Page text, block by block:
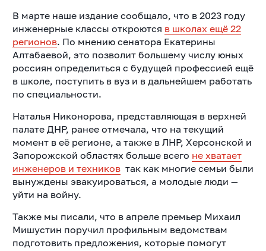
В марте наше издание сообщало, что в 2023 году
инженерные классы откроются в школах ещё 22
регионов. По мнению сенатора Екатерины
Алтабаевой, это позволит большему числу юных
россиян определиться с будущей профессией ещё
в школе, поступить в вуз и в дальнейшем работать
по специальности.
Наталья Никонорова, представляющая в верхней
палате ДНР, ранее отмечала, что на текущий
момент в её регионе, а также в ЛНР, Херсонской и
Запорожской областях больше всего не хватает
инженеров и техниковтак как многие семьи были
вынуждены эвакуироваться, а молодые люди —
уйти на войну.
Также мы писали, что в апреле премьер Михаил
Мишустин поручил профильным ведомствам
подготовить предложения, которые помогут